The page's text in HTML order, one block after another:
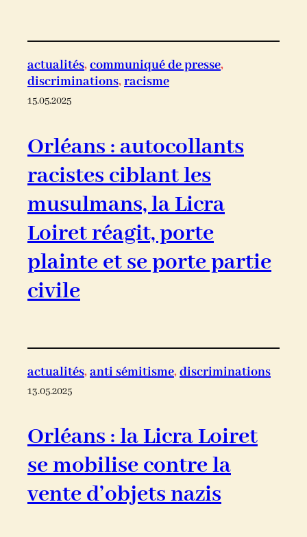
actualités, communiqué de presse
discriminations, racisme
15.05.2025
Orléans : autocollants
racistes ciblant les
musulmans, la Licra
Loiret réagit, porte
plainte et se porte partie
civile
actualités, anti sémitisme, discriminations
13.05.2025
Orléans : la Licra Loiret
se mobilise contre la
vente d’objets nazis